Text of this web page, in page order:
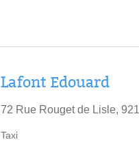
Lafont Edouard
72 Rue Rouget de Lisle,
Taxi